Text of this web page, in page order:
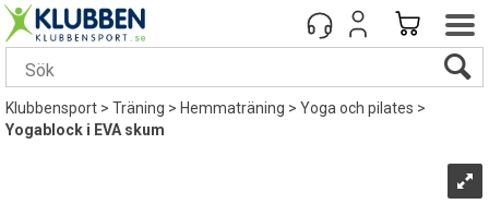
Klubbensport>Träning>Hemmaträning>Yoga och pilates>
Yogablock i EVA skum